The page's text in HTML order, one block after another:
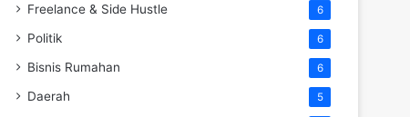
Freelance & Side Hustle 6
Politik 6
Bisnis Rumahan 6
Daerah 5